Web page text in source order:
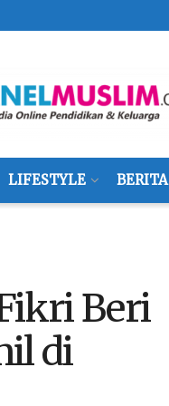
LIFESTYLE BERITA
Beri
di